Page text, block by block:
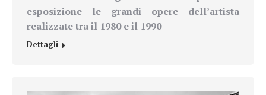
esposizione le grandi opere dell’artista
realizzate tra il 1980 e il 1990
Dettagli